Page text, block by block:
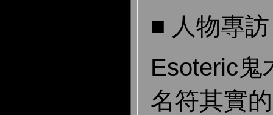
■ 人物專訪
Esoteric鬼
名符其實